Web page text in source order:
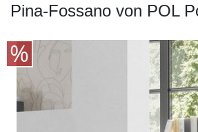
Pina-Fossano von POL
Konfigurator
0%
Finanzierung
Markenwelt